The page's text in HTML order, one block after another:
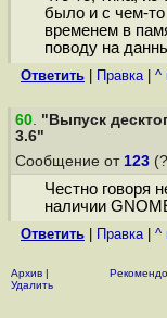
было и с чем-то
временем в
поводу на
Ответить Правка| ^
60. "Выпуск
3.6"
Сообщение от 123
Честно говоря
наличии
Ответить Правка| ^
Архив |
Удалить